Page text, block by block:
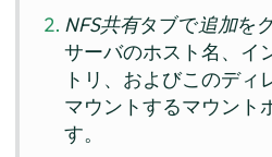
NFS共有タブで追加を
サーバのホスト名、イ
トリ、およびこのデ
マウントするマウント
す。